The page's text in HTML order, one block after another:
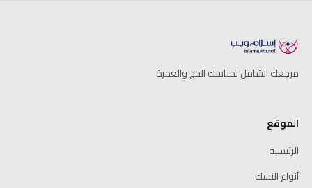
مرجعك الشامل لمناسك الحج والعمرة
الموقع
الرئيسية
أنواع النسك